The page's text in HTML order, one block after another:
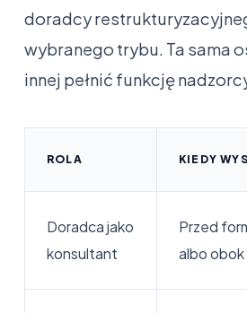
doradcy
wybranego trybu. Ta sama
innej pełnić funkcję
ROLA KIEDY
Doradca jako
konsultant
Przed
albo